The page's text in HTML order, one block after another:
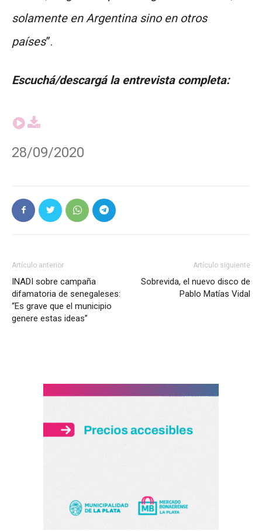
solamente en Argentina sino en otros
países”.
Escuchá/descargá la entrevista completa:
28/09/2020
Artículo anterior
INADI sobre campaña
difamatoria de senegaleses:
“Es grave que el municipio
genere estas ideas”
Artículo siguiente
Sobrevida, el nuevo disco de
Pablo Matías Vidal